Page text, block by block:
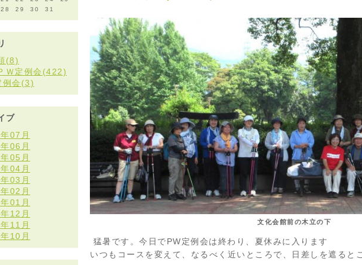
28 29 30 31
(8)
Ｗ定例会(422)
例会(3)
ブ
07月
06月
05月
04月
03月
02月
01月
12月
11月
10月
文化会館前の木立の下
猛暑です。今日でPW定例会は終わり、夏休みに入ります
いつもコースを変えて、なるべく近いところで、日差しを遮ると